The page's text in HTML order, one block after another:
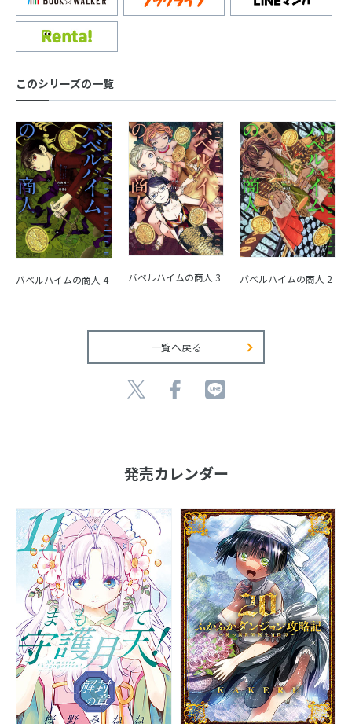
このシリーズの一覧
バベルハイムの商人 4 バベルハイムの商人 3 バベルハイムの商人 2
一覧へ戻る
発売カレンダー